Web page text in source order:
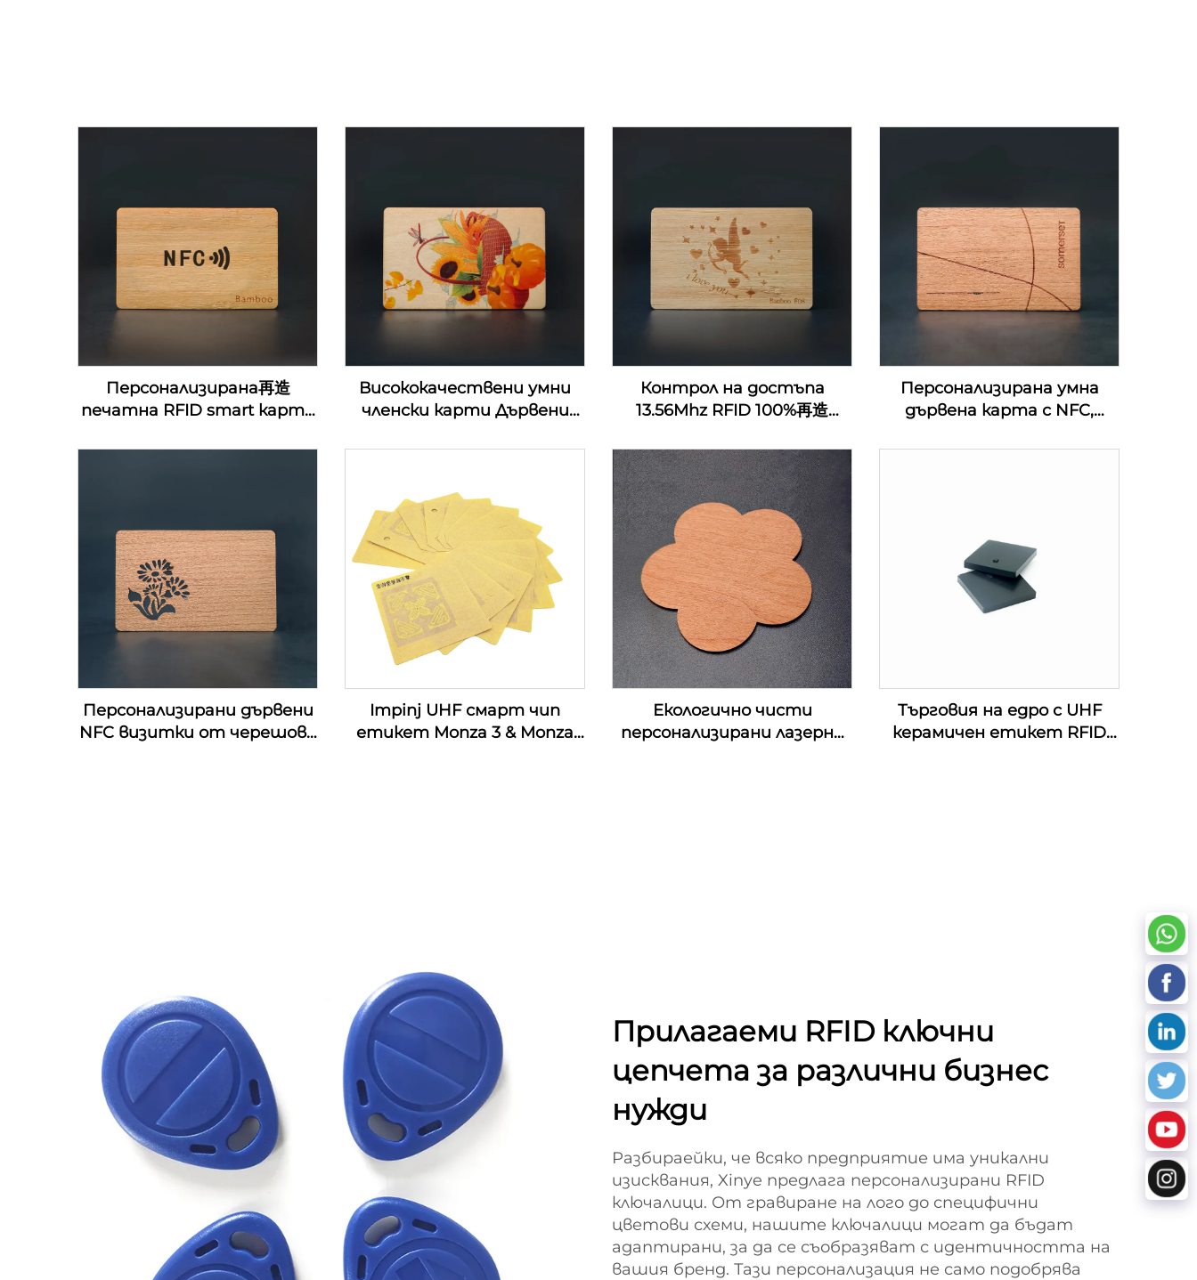
Персонализирана再造
печатна RFID smart карта
13.56Mhz дървена NFC
Висококачествени умни
членски карти Дървени
ключови карти RFID NFC
Контрол на достъпа
13.56Mhz RFID 100%再造
ключови карти за хотел
Персонализирана умна
дървена карта с NFC,
EV1 4K дървена карта
Персонализирани дървени
NFC визитки от черешово
Impinj UHF смарт чип
етикет Monza 3 & Monza
Екологично чисти
персонализирани лазерно
Търговия на едро с UHF
керамичен етикет RFID
Прилагаеми RFID ключни
цепчета за различни бизнес
нужди
Разбираейки, че всяко предприятие има уникални
изисквания, Xinye предлага персонализирани RFID
ключалици. От гравиране на лого до специфични
цветови схеми, нашите ключалици могат да бъдат
адаптирани, за да се съобразяват с идентичността на
вашия бренд. Тази персонализация не само подобрява